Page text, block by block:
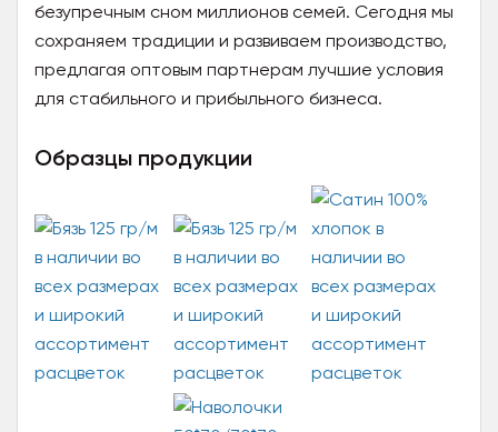
безупречным сном миллионов семей. Сегодня мы
сохраняем традиции и развиваем производство,
предлагая оптовым партнерам лучшие условия
для стабильного и прибыльного бизнеса.
Образцы продукции